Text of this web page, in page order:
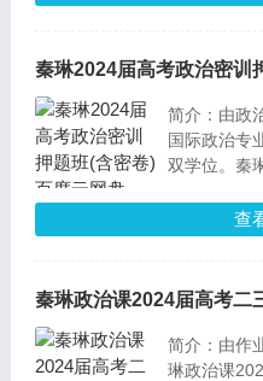
法：新高考
巧：快速学
专题主题大
择题考点单
秦琳2024届高考政治密训
简介：由政
国际政治专
双学位。秦
考，覆盖多
解：各个模
解，基础典
查
秦琳政治课2024届高考二
简介：由作
琳政治课